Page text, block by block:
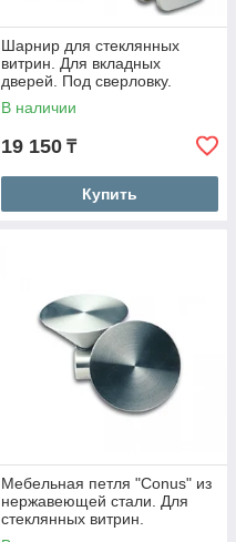
Шарнир для стеклянных
витрин. Для вкладных
дверей. Под сверловку.
В наличии
19 150 ₸
Купить
Мебельная петля "Conus" из
нержавеющей стали. Для
стеклянных витрин.